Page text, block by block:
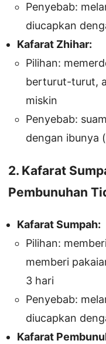
Penyebab:
diucapkan
Kafarat Zhihar:
Pilihan:
berturut-turut,
miskin
Penyebab:
dengan ibunya
2. Kafarat
Pembunuhan
Kafarat Sumpah:
Pilihan:
memberi
3 hari
Penyebab:
diucapkan
Kafarat